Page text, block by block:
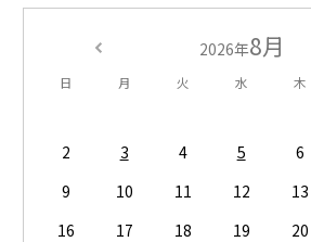
2026年8月
日 月 火 水 木
2
3 4 5 6
9
10 11 12 13
16
17 18 19 20